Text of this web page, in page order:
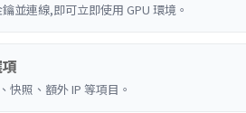
並連線,即可立即使用 GPU 環境。
快照、額外 IP 等項目。